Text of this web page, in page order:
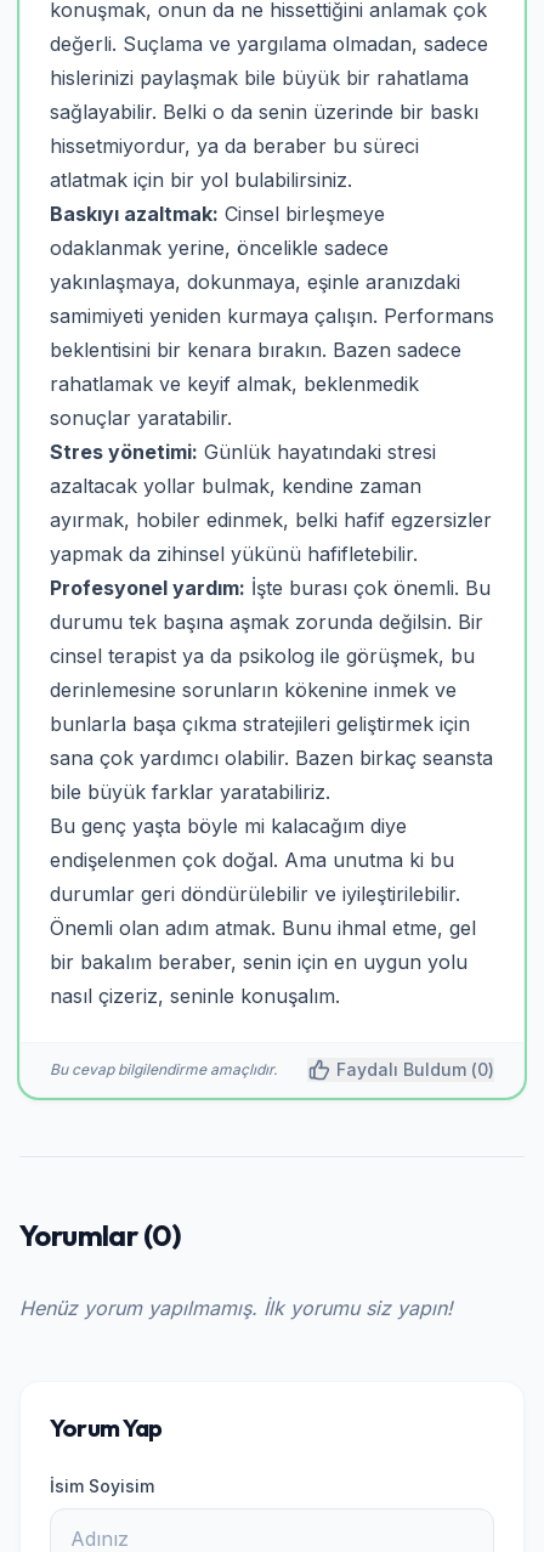
konuşmak, onun da ne hissettiğini anlamak çok
değerli. Suçlama ve yargılama olmadan, sadece
hislerinizi paylaşmak bile büyük bir rahatlama
sağlayabilir. Belki o da senin üzerinde bir baskı
hissetmiyordur, ya da beraber bu süreci
atlatmak için bir yol bulabilirsiniz.
Baskıyı azaltmak: Cinsel birleşmeye
odaklanmak yerine, öncelikle sadece
yakınlaşmaya, dokunmaya, eşinle aranızdaki
samimiyeti yeniden kurmaya çalışın. Performans
beklentisini bir kenara bırakın. Bazen sadece
rahatlamak ve keyif almak, beklenmedik
sonuçlar yaratabilir.
Stres yönetimi: Günlük hayatındaki stresi
azaltacak yollar bulmak, kendine zaman
ayırmak, hobiler edinmek, belki hafif egzersizler
yapmak da zihinsel yükünü hafifletebilir.
Profesyonel yardım: İşte burası çok önemli. Bu
durumu tek başına aşmak zorunda değilsin. Bir
cinsel terapist ya da psikolog ile görüşmek, bu
derinlemesine sorunların kökenine inmek ve
bunlarla başa çıkma stratejileri geliştirmek için
sana çok yardımcı olabilir. Bazen birkaç seansta
bile büyük farklar yaratabiliriz.
Bu genç yaşta böyle mi kalacağım diye
endişelenmen çok doğal. Ama unutma ki bu
durumlar geri döndürülebilir ve iyileştirilebilir.
Önemli olan adım atmak. Bunu ihmal etme, gel
bir bakalım beraber, senin için en uygun yolu
nasıl çizeriz, seninle konuşalım.
Bu cevap bilgilendirme amaçlıdır. Faydalı Buldum (0)
Yorumlar (0)
Henüz yorum yapılmamış. İlk yorumu siz yapın!
Yorum Yap
İsim Soyisim